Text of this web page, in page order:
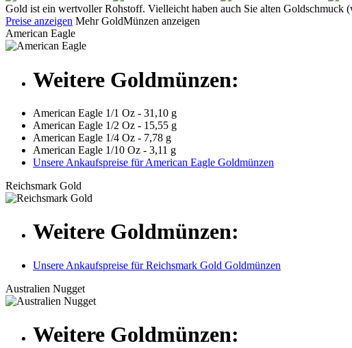
Gold ist ein wertvoller Rohstoff. Vielleicht haben auch Sie alten
Preise anzeigen Mehr GoldMünzen anzeigen
American Eagle
Weitere Goldmünzen:
American Eagle 1/1 Oz - 31,10 g
American Eagle 1/2 Oz - 15,55 g
American Eagle 1/4 Oz - 7,78 g
American Eagle 1/10 Oz - 3,11 g
Unsere Ankaufspreise für American Eagle Goldmünzen
Reichsmark Gold
Weitere Goldmünzen:
Unsere Ankaufspreise für Reichsmark Gold Goldmünzen
Australien Nugget
Weitere Goldmünzen: